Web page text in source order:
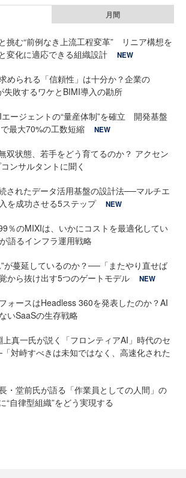
月間
挑む“前例なき上流工程変革” リニア構想を
変化に適応できる組織設計
NEW
められる「信頼性」は十分か？企業の
失敗するワケとBIMI導入の勘所
ージェントの“量産体制”を確立 開発基盤
で最大70%の工数短縮
NEW
双状態、若手をどう育てるのか？ アクセン
ンサルタントに聞く
されたデータ活用基盤の設計法──マルチエ
を成功させる5ステップ
NEW
％のMIXIは、いかにコストを最適化してい
語るインフラ運用戦略
”が蔓延しているのか？──「またやり直せば
から抜け出す5つのゲートモデル
NEW
ォースはHeadless 360を発表したのか？AI
いSaaSの生存戦略
上真一氏が説く「フロンティアAI」時代のセ
対峙すべきは未知ではなく、高速化された
・堂前氏が語る「作業員としての人間」の
自律型組織”をどう実現する